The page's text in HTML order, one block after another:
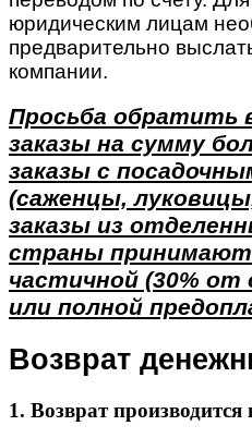
юридическим лицам
предварительно
компании.
Просьба обратить
заказы на сумму
заказы с
(саженцы,
заказы из
страны
частичной (30% от
или полной
Возврат
1. Возврат